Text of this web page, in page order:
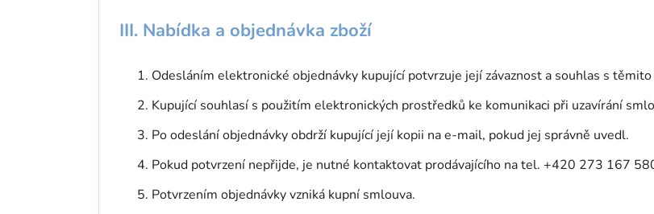
III. Nabídka a objednávka zboží
Odesláním elektronické objednávky kupující potvrzuje její závaznost a souhlas s
Kupující souhlasí s použitím elektronických prostředků ke komunikaci při uzavírání
Po odeslání objednávky obdrží kupující její kopii na e-mail, pokud jej správně uvedl.
Pokud potvrzení nepřijde, je nutné kontaktovat prodávajícího na tel. +420 273 167
Potvrzením objednávky vzniká kupní smlouva.